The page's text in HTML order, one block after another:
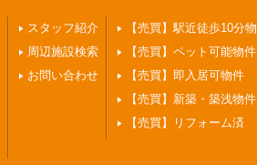
スタッフ紹介
周辺施設検索
お問い合わせ
【売買】駅近徒歩10分
【売買】ペット可能物件
【売買】即入居可物件
【売買】新築・築浅物件
【売買】リフォーム済